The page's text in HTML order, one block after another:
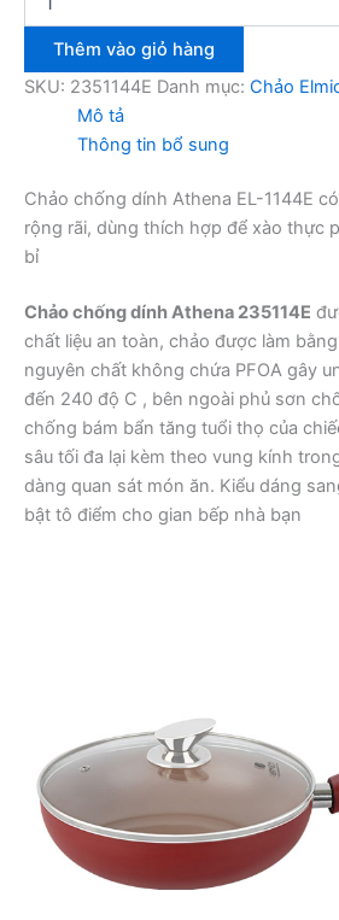
chống
Elmich
Athena
lượng
Thêm vào giỏ hàng
SKU: 2351144E Danh mục: Chảo
Mô tả
Thông tin bổ sung
Chảo chống dính Athena EL-1144E
rộng rãi, dùng thích hợp để xào thực
bỉ
Chảo chống dính Athena 235114E
chất liệu an toàn, chảo được làm
nguyên chất không chứa PFOA gây
đến 240 độ C , bên ngoài phủ sơn
chống bám bẩn tăng tuổi thọ của
sâu tối đa lại kèm theo vung kính
dàng quan sát món ăn. Kiểu dáng
bật tô điểm cho gian bếp nhà bạn